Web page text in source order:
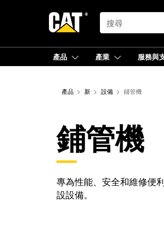
SEARCH
產品 產業 服務與
產品 新 設備 鋪管機
鋪管機
專為性能、安全和維修便
設設備。